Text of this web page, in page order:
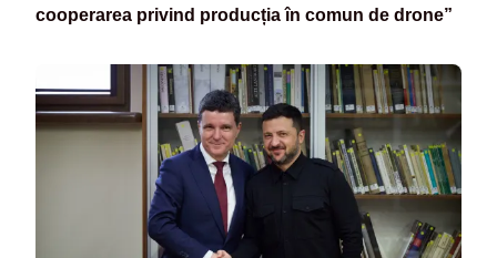
cooperarea privind producția în comun de drone”